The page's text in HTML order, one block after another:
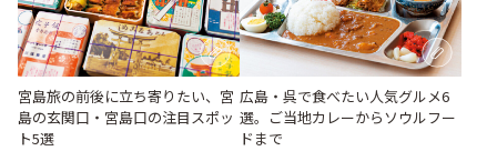
宮島旅の前後に立ち寄りたい、宮
島の玄関口・宮島口の注目スポッ
ト5選
広島・呉で食べたい人気グルメ6
選。ご当地カレーからソウルフー
ドまで